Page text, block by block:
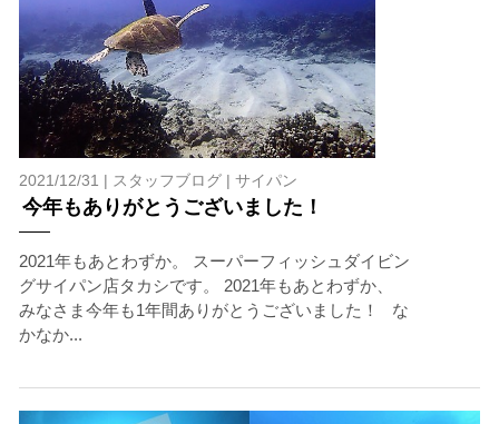
2021/12/31 | スタッフブログ| サイパン
今年もありがとうございました！
2021年もあとわずか。 スーパーフィッシュダイビン
グサイパン店タカシです。 2021年もあとわずか、
みなさま今年も1年間ありがとうございました！ な
かなか...